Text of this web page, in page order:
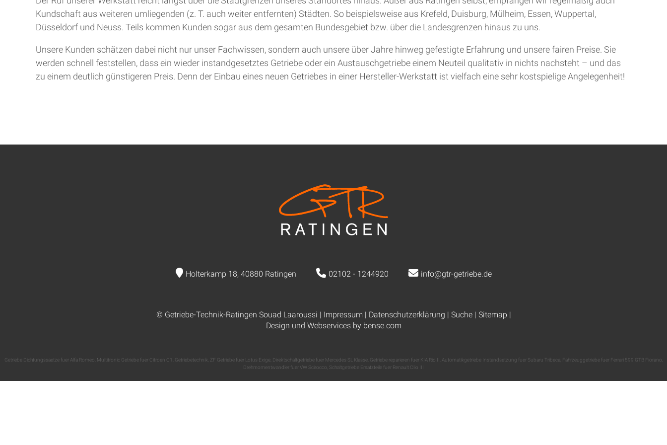
Kundschaft aus weiteren umliegenden (z. T. auch weiter entfernten) Städten. So beispielsweise aus Krefeld, Duisburg, Mülheim, Essen, Wuppertal,
Düsseldorf und Neuss. Teils kommen Kunden sogar aus dem gesamten Bundesgebiet bzw. über die Landesgrenzen hinaus zu uns.
Unsere Kunden schätzen dabei nicht nur unser Fachwissen, sondern auch unsere über Jahre hinweg gefestigte Erfahrung und unsere fairen Preise. Sie
werden schnell feststellen, dass ein wieder instandgesetztes Getriebe oder ein Austauschgetriebe einem Neuteil qualitativ in nichts nachsteht – und das
zu einem deutlich günstigeren Preis. Denn der Einbau eines neuen Getriebes in einer Hersteller-Werkstatt ist vielfach eine sehr kostspielige Angelegenheit!
Holterkamp 18, 40880 Ratingen 02102 - 1244920 info@gtr-getriebe.de
© Getriebe-Technik-Ratingen Souad Laaroussi | Impressum | Datenschutzerklärung | Suche| Sitemap |
Design und Webservices by bense.com
Getriebe Dichtungssaetze fuer Alfa Romeo Multitronic Getriebe fuer Citroen C1 Getriebetechnik ZF Getriebe fuer Lotus Exige, Direktschaltgetriebe fuer Mercedes SL Klasse, Getriebe reparieren fuer KIA Rio II Automatikgetriebe Instandsetzung fuer Subaru Tribeca, Fahrzeuggetriebe fuer Ferrari 599 GTB Fiorano
Drehmomentwandler fuer VW Scirocco Schaltgetriebe Ersatzteile fuer Renault Clio III